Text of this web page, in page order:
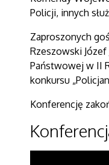
Policji, innych
Zaproszonych
Rzeszowski
Państwowej w II
konkursu
Konferencję